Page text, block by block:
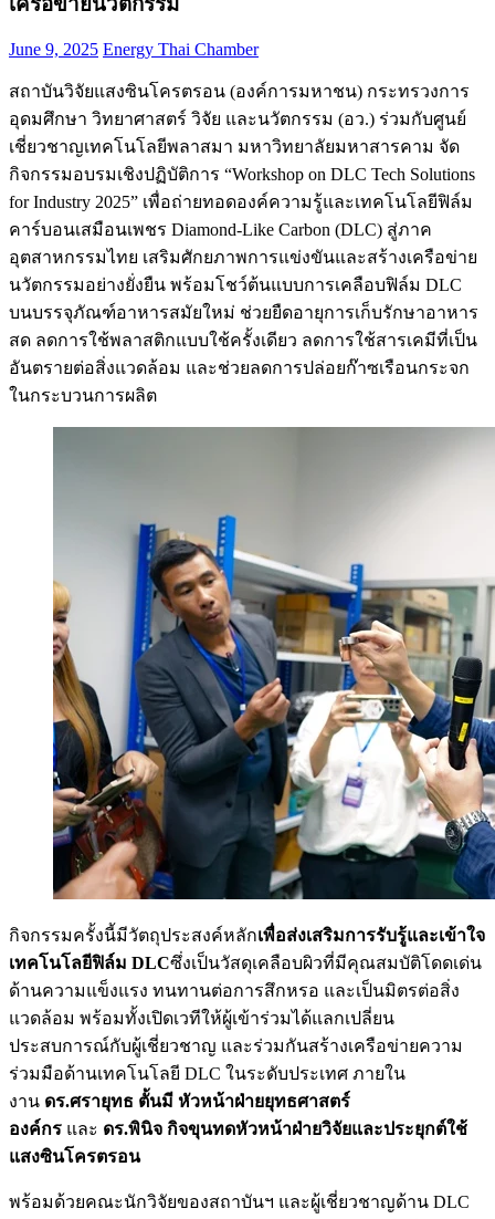
June 9, 2025 Energy Thai Chamber
สถาบันวิจัยแสงซินโครตรอน (องค์การมหาชน) กระทรวงการ
อุดมศึกษา วิทยาศาสตร์ วิจัย และนวัตกรรม (อว.) ร่วมกับศูนย์
เชี่ยวชาญเทคโนโลยีพลาสมา มหาวิทยาลัยมหาสารคาม จัด
กิจกรรมอบรมเชิงปฏิบัติการ “Workshop on DLC Tech Solutions
for Industry 2025” เพื่อถ่ายทอดองค์ความรู้และเทคโนโลยีฟิล์ม
คาร์บอนเสมือนเพชร Diamond-Like Carbon (DLC) สู่ภาค
อุตสาหกรรมไทย เสริมศักยภาพการแข่งขันและสร้างเครือข่าย
นวัตกรรมอย่างยั่งยืน พร้อมโชว์ต้นแบบการเคลือบฟิล์ม DLC
บนบรรจุภัณฑ์อาหารสมัยใหม่ ช่วยยืดอายุการเก็บรักษาอาหาร
สด ลดการใช้พลาสติกแบบใช้ครั้งเดียว ลดการใช้สารเคมีที่เป็น
อันตรายต่อสิ่งแวดล้อม และช่วยลดการปล่อยก๊าซเรือนกระจก
ในกระบวนการผลิต
กิจกรรมครั้งนี้มีวัตถุประสงค์หลักเพื่อส่งเสริมการรับรู้และเข้าใจ
เทคโนโลยีฟิล์ม DLCซึ่งเป็นวัสดุเคลือบผิวที่มีคุณสมบัติโดดเด่น
ด้านความแข็งแรง ทนทานต่อการสึกหรอ และเป็นมิตรต่อสิ่ง
แวดล้อม พร้อมทั้งเปิดเวทีให้ผู้เข้าร่วมได้แลกเปลี่ยน
ประสบการณ์กับผู้เชี่ยวชาญ และร่วมกันสร้างเครือข่ายความ
ร่วมมือด้านเทคโนโลยี DLC ในระดับประเทศ ภายใน
งาน ดร.ศรายุทธ ตั้นมี หัวหน้าฝ่ายยุทธศาสตร์
องค์กร และ ดร.พินิจ กิจขุนทดหัวหน้าฝ่ายวิจัยและประยุกต์ใช้
แสงซินโครตรอน
พร้อมด้วยคณะนักวิจัยของสถาบันฯ และผู้เชี่ยวชาญด้าน DLC